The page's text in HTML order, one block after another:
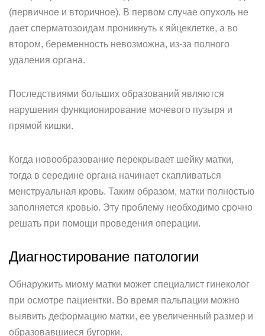
(первичное и вторичное). В первом случае опухоль не
дает сперматозоидам проникнуть к яйцеклетке, а во
втором, беременность невозможна, из-за полного
удаления органа.
Последствиями больших образований являются
нарушения функционирование мочевого пузыря и
прямой кишки.
Когда новообразование перекрывает шейку матки,
тогда в середине органа начинает скапливаться
менструальная кровь. Таким образом, матки полностью
заполняется кровью. Эту проблему необходимо срочно
решать при помощи проведения операции.
Диагностирование патологии
Обнаружить миому матки может специалист гинеколог
при осмотре пациентки. Во время пальпации можно
выявить деформацию матки, ее увеличенный размер и
образовавшиеся бугорки.